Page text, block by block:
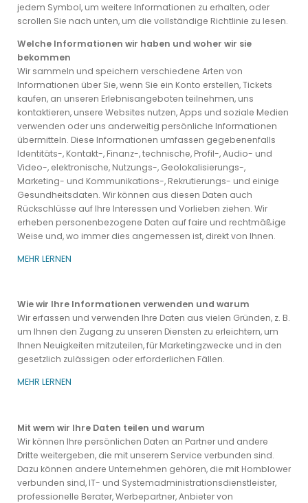
jedem Symbol, um weitere Informationen zu erhalten, oder
scrollen Sie nach unten, um die vollständige Richtlinie zu lesen.
Welche Informationen wir haben und woher wir sie
bekommen
Wir sammeln und speichern verschiedene Arten von
Informationen über Sie, wenn Sie ein Konto erstellen, Tickets
kaufen, an unseren Erlebnisangeboten teilnehmen, uns
kontaktieren, unsere Websites nutzen, Apps und soziale Medien
verwenden oder uns anderweitig persönliche Informationen
übermitteln. Diese Informationen umfassen gegebenenfalls
Identitäts-, Kontakt-, Finanz-, technische, Profil-, Audio- und
Video-, elektronische, Nutzungs-, Geolokalisierungs-,
Marketing- und Kommunikations-, Rekrutierungs- und einige
Gesundheitsdaten. Wir können aus diesen Daten auch
Rückschlüsse auf Ihre Interessen und Vorlieben ziehen. Wir
erheben personenbezogene Daten auf faire und rechtmäßige
Weise und, wo immer dies angemessen ist, direkt von Ihnen.
MEHR LERNEN
Wie wir Ihre Informationen verwenden und warum
Wir erfassen und verwenden Ihre Daten aus vielen Gründen, z. B.
um Ihnen den Zugang zu unseren Diensten zu erleichtern, um
Ihnen Neuigkeiten mitzuteilen, für Marketingzwecke und in den
gesetzlich zulässigen oder erforderlichen Fällen.
MEHR LERNEN
Mit wem wir Ihre Daten teilen und warum
Wir können Ihre persönlichen Daten an Partner und andere
Dritte weitergeben, die mit unserem Service verbunden sind.
Dazu können andere Unternehmen gehören, die mit Hornblower
verbunden sind, IT- und Systemadministrationsdienstleister,
professionelle Berater, Werbepartner, Anbieter von